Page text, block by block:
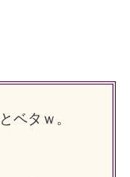
ベタｗ。